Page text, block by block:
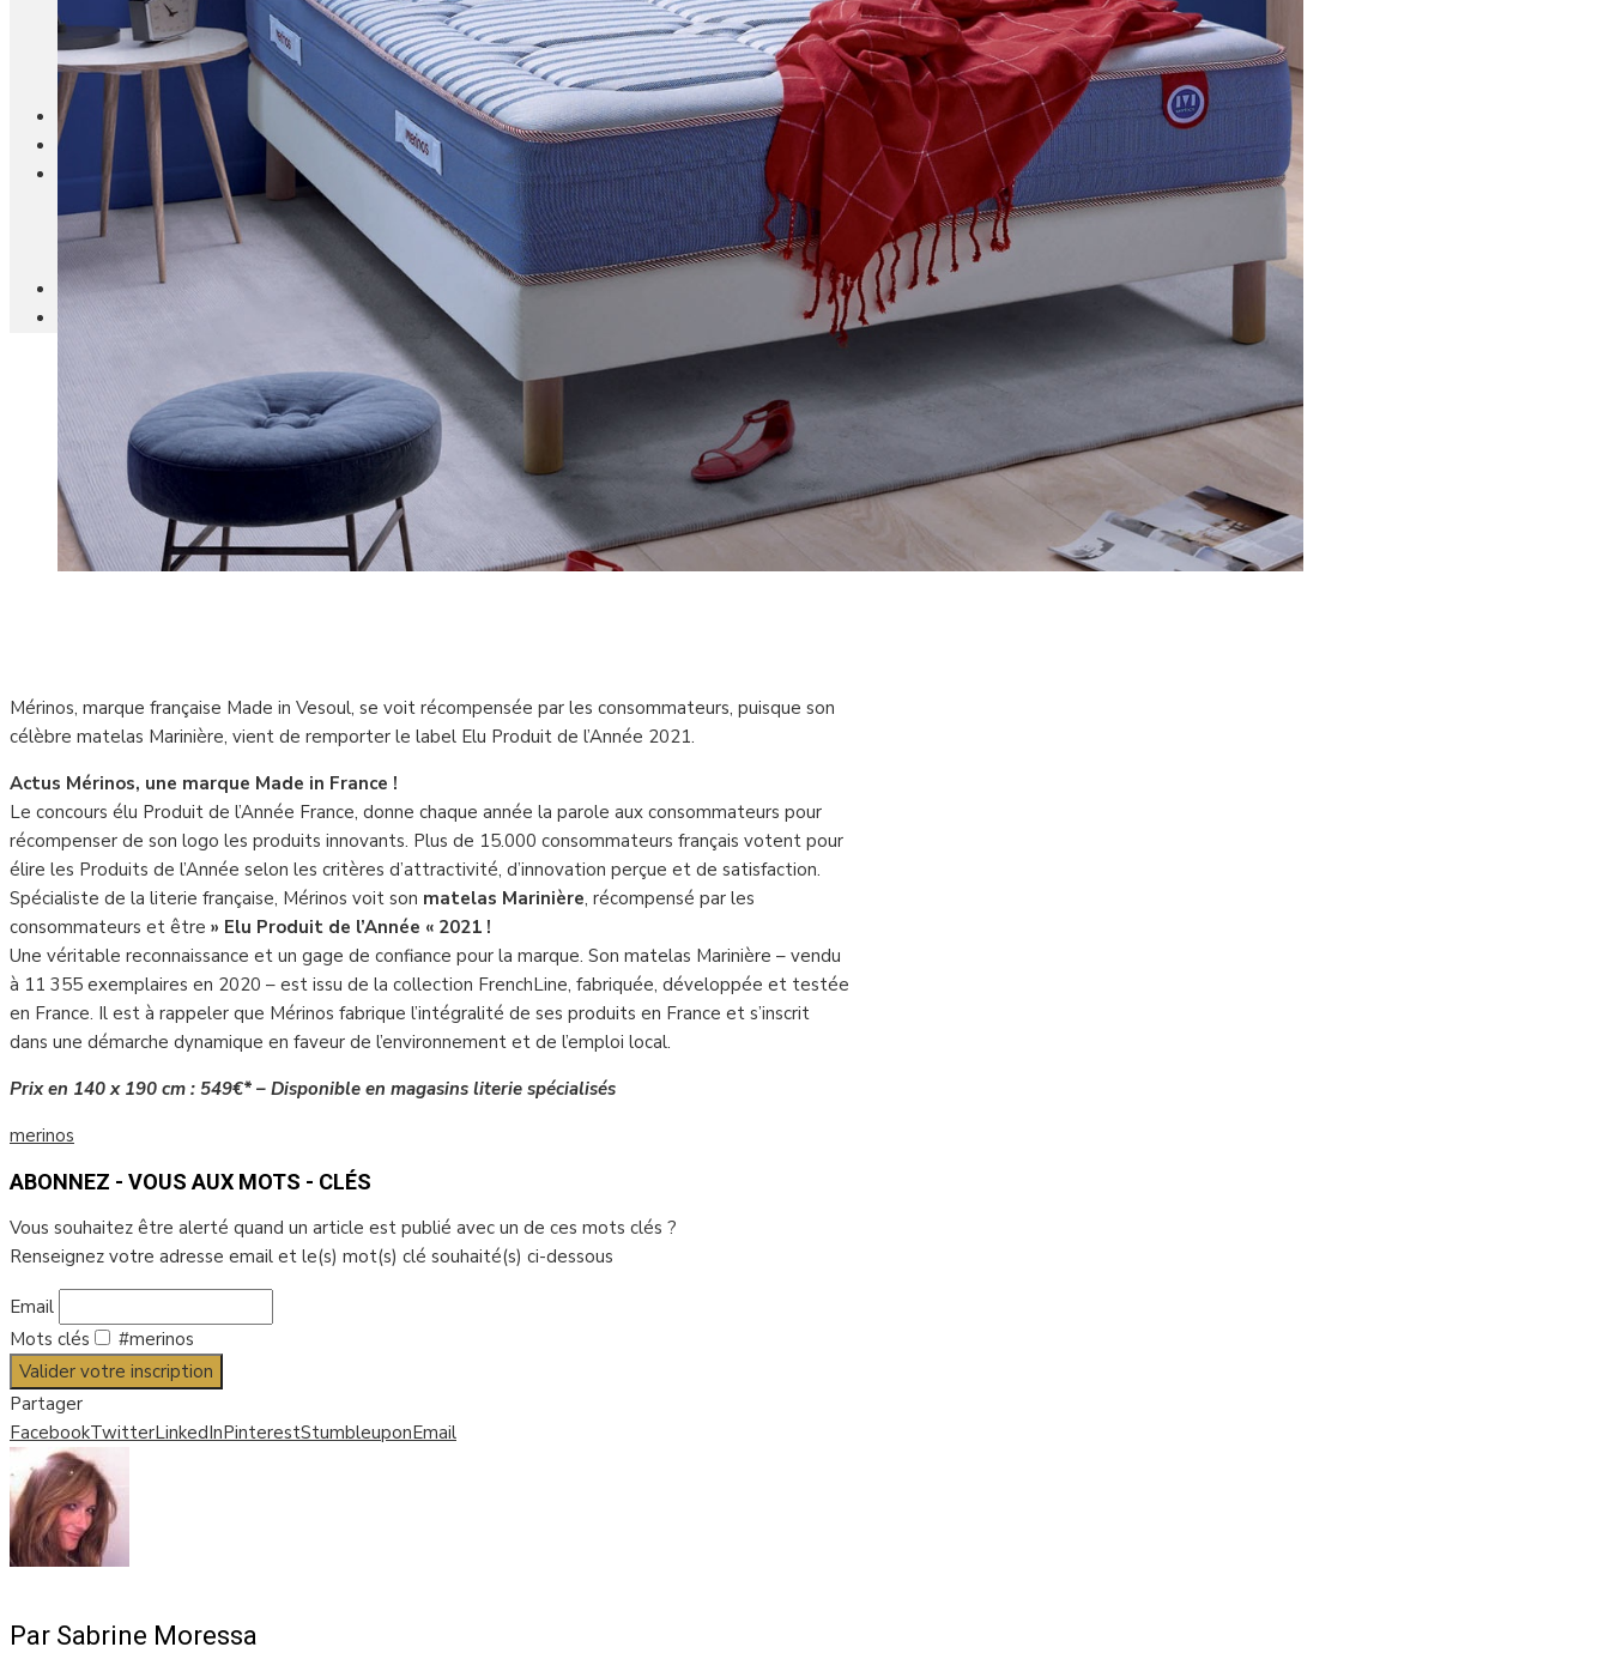
Mobilier
Cuisine
Brico Jardin
Agenda
Newsletter
Nos autres titres
Faire Savoir Faire
Aviasport
Univers Made in France
Qui sommes-nous
Contact
Mérinos, marque française Made in Vesoul, se voit récompensée par les consommateurs, puisque son
célèbre matelas Marinière, vient de remporter le label Elu Produit de l’Année 2021.
Actus Mérinos, une marque Made in France !
Le concours élu Produit de l’Année France, donne chaque année la parole aux consommateurs pour
récompenser de son logo les produits innovants. Plus de 15.000 consommateurs français votent pour
élire les Produits de l’Année selon les critères d’attractivité, d’innovation perçue et de satisfaction.
Spécialiste de la literie française, Mérinos voit son matelas Marinière, récompensé par les
consommateurs et être » Elu Produit de l’Année « 2021 !
Une véritable reconnaissance et un gage de confiance pour la marque. Son matelas Marinière – vendu
à 11 355 exemplaires en 2020 – est issu de la collection FrenchLine, fabriquée, développée et testée
en France. Il est à rappeler que Mérinos fabrique l’intégralité de ses produits en France et s’inscrit
dans une démarche dynamique en faveur de l’environnement et de l’emploi local.
Prix en 140 x 190 cm : 549€* – Disponible en magasins literie spécialisés
merinos
ABONNEZ - VOUS AUX MOTS - CLÉS
Vous souhaitez être alerté quand un article est publié avec un de ces mots clés ?
Renseignez votre adresse email et le(s) mot(s) clé souhaité(s) ci-dessous
Email
Mots clés
#merinos
Valider votre inscription
Partager
FacebookTwitterLinkedInPinterestStumbleuponEmail
Par Sabrine Moressa